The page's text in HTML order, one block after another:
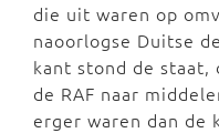
die uit waren op
naoorlogse Duitse
kant stond de
de RAF naar
erger waren dan de